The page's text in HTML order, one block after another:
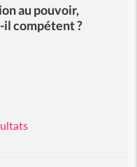
au pouvoir,
il compétent ?